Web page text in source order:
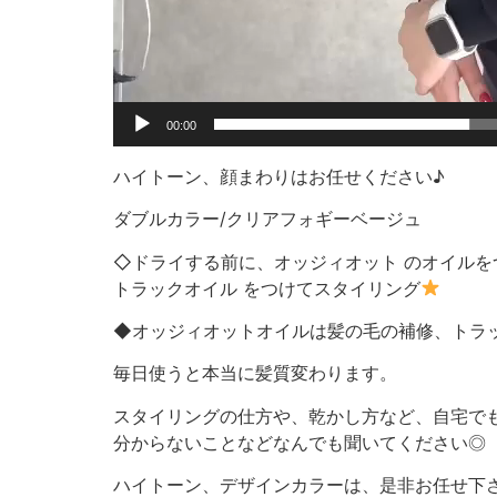
00:00
ハイトーン、顔まわりはお任せください♪
ダブルカラー/クリアフォギーベージュ
◇ドライする前に、オッジィオット のオイル
トラックオイル をつけてスタイリング
◆オッジィオットオイルは髪の毛の補修、トラ
毎日使うと本当に髪質変わります。
スタイリングの仕方や、乾かし方など、自宅
分からないことなどなんでも聞いてください◎
ハイトーン、デザインカラーは、是非お任せ下